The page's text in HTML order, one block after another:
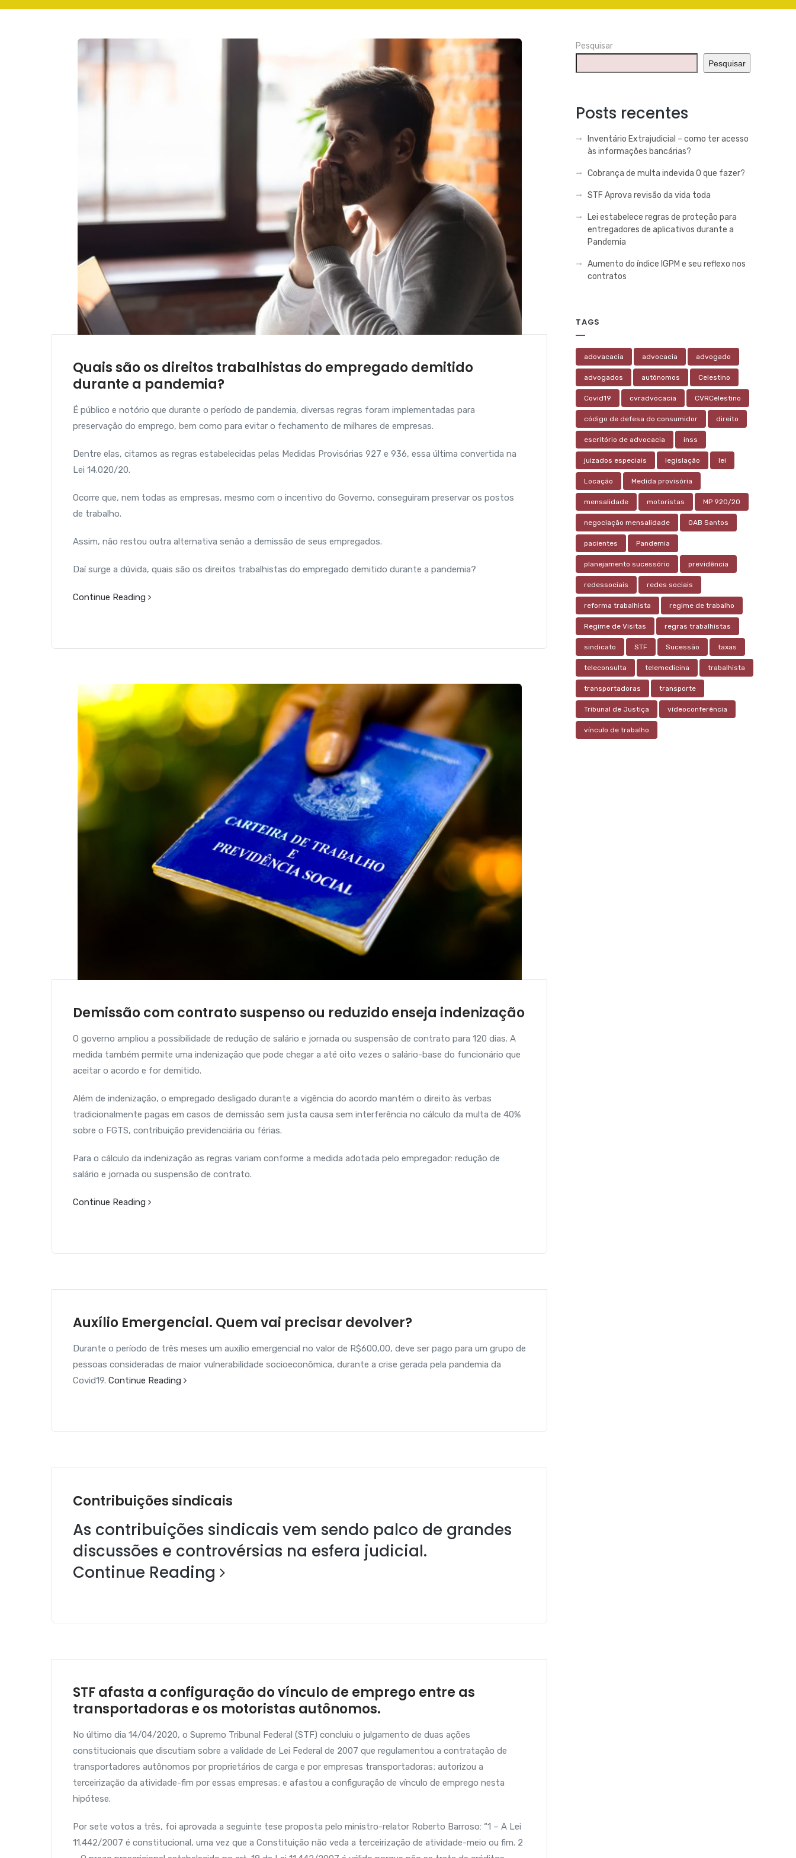
Quais são os direitos trabalhistas do empregado demitido
durante a pandemia?
É público e notório que durante o período de pandemia, diversas regras foram implementadas para
preservação do emprego, bem como para evitar o fechamento de milhares de empresas.
Dentre elas, citamos as regras estabelecidas pelas Medidas Provisórias 927 e 936, essa última convertida na
Lei 14.020/20.
Ocorre que, nem todas as empresas, mesmo com o incentivo do Governo, conseguiram preservar os postos
de trabalho.
Assim, não restou outra alternativa senão a demissão de seus empregados.
Daí surge a dúvida, quais são os direitos trabalhistas do empregado demitido durante a pandemia?
Continue Reading
Demissão com contrato suspenso ou reduzido enseja indenização
O governo ampliou a possibilidade de redução de salário e jornada ou suspensão de contrato para 120 dias. A
medida também permite uma indenização que pode chegar a até oito vezes o salário-base do funcionário que
aceitar o acordo e for demitido.
Além de indenização, o empregado desligado durante a vigência do acordo mantém o direito às verbas
tradicionalmente pagas em casos de demissão sem justa causa sem interferência no cálculo da multa de 40%
sobre o FGTS, contribuição previdenciária ou férias.
Para o cálculo da indenização as regras variam conforme a medida adotada pelo empregador: redução de
salário e jornada ou suspensão de contrato.
Continue Reading
Auxílio Emergencial. Quem vai precisar devolver?
Durante o período de três meses um auxílio emergencial no valor de R$600,00, deve ser pago para um grupo de
pessoas consideradas de maior vulnerabilidade socioeconômica, durante a crise gerada pela pandemia da
Covid19. Continue Reading
Contribuições sindicais
As contribuições sindicais vem sendo palco de grandes
discussões e controvérsias na esfera judicial.
Continue Reading
STF afasta a configuração do vínculo de emprego entre as
transportadoras e os motoristas autônomos.
No último dia 14/04/2020, o Supremo Tribunal Federal (STF) concluiu o julgamento de duas ações
constitucionais que discutiam sobre a validade de Lei Federal de 2007 que regulamentou a contratação de
transportadores autônomos por proprietários de carga e por empresas transportadoras; autorizou a
terceirização da atividade-fim por essas empresas; e afastou a configuração de vínculo de emprego nesta
hipótese.
Por sete votos a três, foi aprovada a seguinte tese proposta pelo ministro-relator Roberto Barroso: “1 – A Lei
11.442/2007 é constitucional, uma vez que a Constituição não veda a terceirização de atividade-meio ou fim. 2
Pesquisar
Pesquisar
Posts recentes
Inventário Extrajudicial – como ter acesso
às informações bancárias?
Cobrança de multa indevida O que fazer?
STF Aprova revisão da vida toda
Lei estabelece regras de proteção para
entregadores de aplicativos durante a
Pandemia
Aumento do índice IGPM e seu reflexo nos
contratos
TAGS
adovacacia advocacia advogado
advogados autônomos Celestino
Covid19 cvradvocacia CVRCelestino
código de defesa do consumidor direito
escritório de advocacia inss
juizados especiais legislação lei
Locação Medida provisória
mensalidade motoristas MP 920/20
negociação mensalidade OAB Santos
pacientes Pandemia
planejamento sucessório previdência
redessociais redes sociais
reforma trabalhista regime de trabalho
Regime de Visitas regras trabalhistas
sindicato STF Sucessão taxas
teleconsulta telemedicina trabalhista
transportadoras transporte
Tribunal de Justiça vídeoconferência
vínculo de trabalho